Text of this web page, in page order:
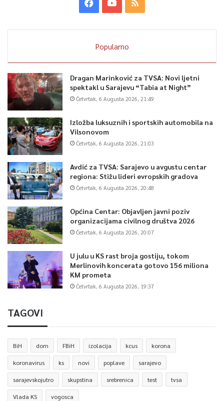
Popularno
Dragan Marinković za TVSA: Novi ljetni
spektakl u Sarajevu “Tabia at Night”
Četvrtak, 6 Augusta 2026, 21:49
Izložba luksuznih i sportskih automobila na
Vilsonovom
Četvrtak, 6 Augusta 2026, 21:03
Avdić za TVSA: Sarajevo u avgustu centar
regiona: Stižu lideri evropskih gradova
Četvrtak, 6 Augusta 2026, 20:48
Općina Centar: Objavljen javni poziv
organizacijama civilnog društva 2026
Četvrtak, 6 Augusta 2026, 20:07
U julu u KS rast broja gostiju, tokom
Merlinovih koncerata gotovo 156 miliona
KM prometa
Četvrtak, 6 Augusta 2026, 19:37
TAGOVI
BiH dom FBiH izolacija kcus korona
koronavirus ks novi poplave sarajevo
sarajevskojutro skupstina srebrenica test tvsa
Vlada KS vogosca